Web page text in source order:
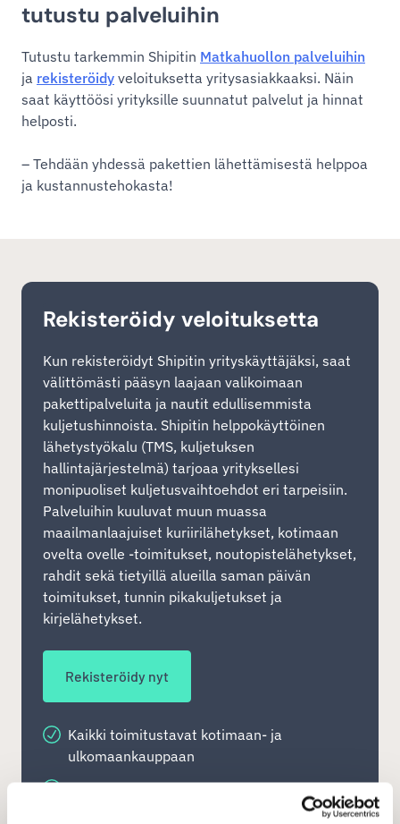
tutustu palveluihin
Tutustu tarkemmin Shipitin Matkahuollon palveluihin
ja rekisteröidy veloituksetta yritysasiakkaaksi. Näin
saat käyttöösi yrityksille suunnatut palvelut ja hinnat
helposti.
– Tehdään yhdessä pakettien lähettämisestä helppoa
ja kustannustehokasta!
Rekisteröidy veloituksetta
Kun rekisteröidyt Shipitin yrityskäyttäjäksi, saat
välittömästi pääsyn laajaan valikoimaan
pakettipalveluita ja nautit edullisemmista
kuljetushinnoista. Shipitin helppokäyttöinen
lähetystyökalu (TMS, kuljetuksen
hallintajärjestelmä) tarjoaa yrityksellesi
monipuoliset kuljetusvaihtoehdot eri tarpeisiin.
Palveluihin kuuluvat muun muassa
maailmanlaajuiset kuriirilähetykset, kotimaan
ovelta ovelle -toimitukset, noutopistelähetykset,
rahdit sekä tietyillä alueilla saman päivän
toimitukset, tunnin pikakuljetukset ja
kirjelähetykset.
Rekisteröidy nyt
Kaikki toimitustavat kotimaan- ja
ulkomaankauppaan
Maksu vain tehdyistä lähetyksistä - ei